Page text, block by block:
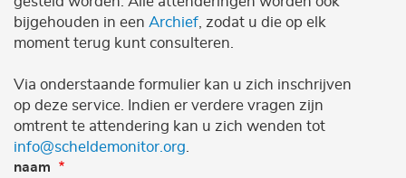
bijgehouden in een Archief , zodat u die op elk
moment terug kunt consulteren.
Via onderstaande formulier kan u zich inschrijven
op deze service. Indien er verdere vragen zijn
omtrent te attendering kan u zich wenden tot
info@scheldemonitor.org
naam